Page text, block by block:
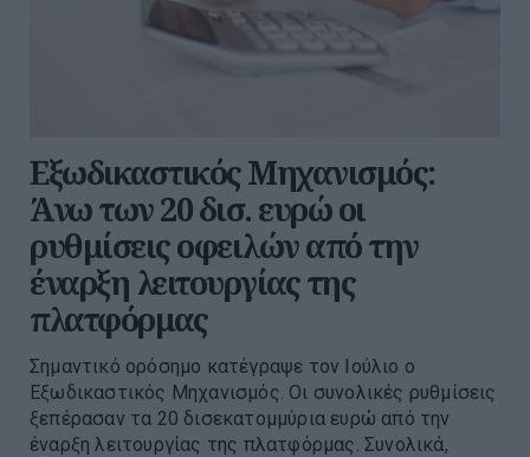
Εξωδικαστικός Μηχανισμός:
Άνω των 20 δισ. ευρώ οι
ρυθμίσεις οφειλών από την
έναρξη λειτουργίας της
πλατφόρμας
Σημαντικό ορόσημο κατέγραψε τον Ιούλιο ο
Εξωδικαστικός Μηχανισμός. Οι συνολικές ρυθμίσεις
ξεπέρασαν τα 20 δισεκατομμύρια ευρώ από την
έναρξη λειτουργίας της πλατφόρμας. Συνολικά,